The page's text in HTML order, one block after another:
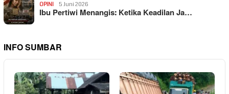
OPINI 5 Juni 2026
Ibu Pertiwi Menangis: Ketika Keadilan Ja…
INFO SUMBAR